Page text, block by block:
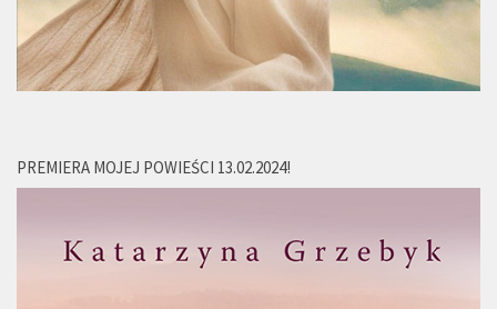
PREMIERA MOJEJ POWIEŚCI 13.02.2024!